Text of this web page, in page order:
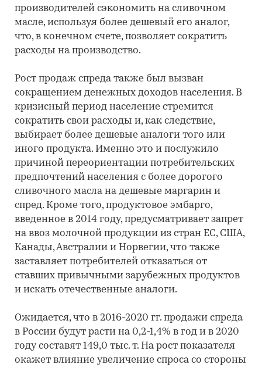
производителей сэкономить на сливочном
масле, используя более дешевый его аналог,
что, в конечном счете, позволяет сократить
расходы на производство.
Рост продаж спреда также был вызван
сокращением денежных доходов населения. В
кризисный период население стремится
сократить свои расходы и, как следствие,
выбирает более дешевые аналоги того или
иного продукта. Именно это и послужило
причиной переориентации потребительских
предпочтений населения с более дорогого
сливочного масла на дешевые маргарин и
спред. Кроме того, продуктовое эмбарго,
введенное в 2014 году, предусматривает запрет
на ввоз молочной продукции из стран ЕС, США,
Канады, Австралии и Норвегии, что также
заставляет потребителей отказаться от
ставших привычными зарубежных продуктов
и искать отечественные аналоги.
Ожидается, что в 2016-2020 гг. продажи спреда
в России будут расти на 0,2-1,4% в год и в 2020
году составят 149,0 тыс. т. На рост показателя
окажет влияние увеличение спроса со стороны